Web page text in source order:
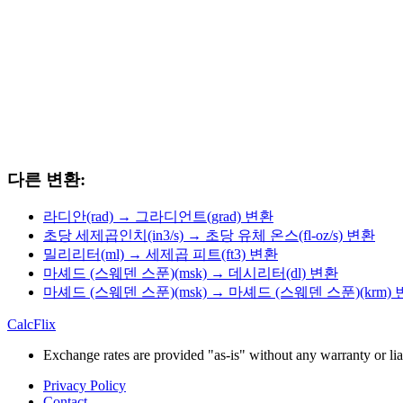
다른 변환:
라디안(rad) → 그라디언트(grad) 변환
초당 세제곱인치(in3/s) → 초당 유체 온스(fl-oz/s) 변환
밀리리터(ml) → 세제곱 피트(ft3) 변환
마셰드 (스웨덴 스푼)(msk) → 데시리터(dl) 변환
마셰드 (스웨덴 스푼)(msk) → 마셰드 (스웨덴 스푼)(krm)
CalcFlix
Exchange rates are provided "as-is" without any warranty or
Privacy Policy